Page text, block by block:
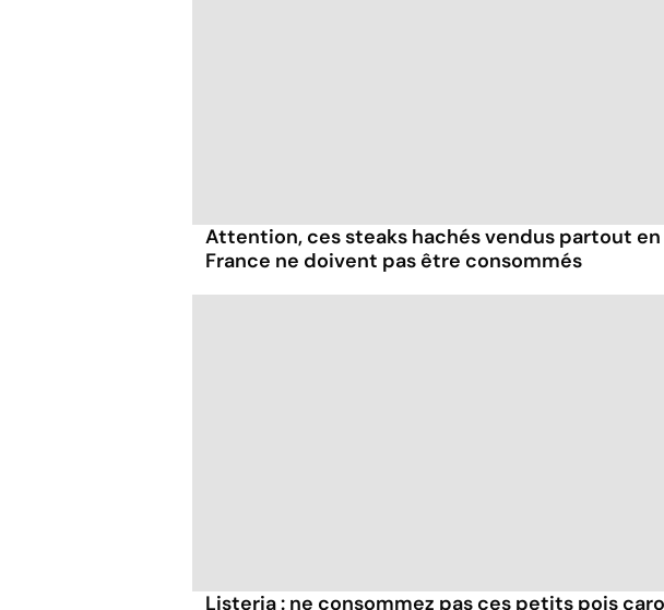
Attention, ces steaks hachés vendus partout en
France ne doivent pas être consommés
Listeria : ne consommez pas ces petits pois